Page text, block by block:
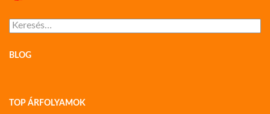
Keresés:
BLOG
TOP ÁRFOLYAMOK